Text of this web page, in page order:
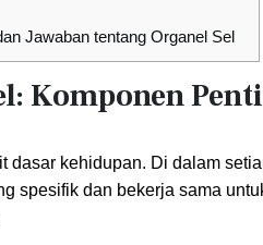
Jawaban tentang Organel Sel
Komponen
dasar kehidupan. Di dalam
spesifik dan bekerja sama